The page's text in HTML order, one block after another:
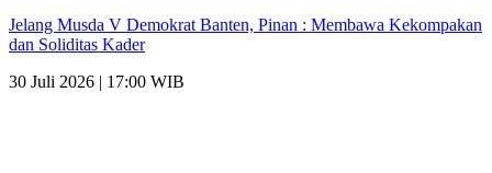
Jelang Musda V Demokrat Banten, Pinan : Membawa Kekompakan
dan Soliditas Kader
30 Juli 2026 | 17:00 WIB